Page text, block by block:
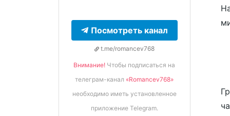
Посмотреть канал
t.me/romancev768
Внимание! Чтобы подписаться на
телеграм-канал «Romancev768»
необходимо иметь установленное
приложение Telegram.